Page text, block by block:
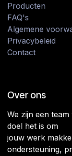
Producten
FAQ's
Algemene
Privacybeleid
Contact
Over ons
We zijn een
doel het is om
jouw werk
ondersteuning,